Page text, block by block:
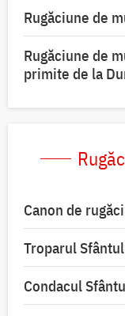
Rugăciune de
Rugăciune de
primite de la
Canon de
Troparul
Condacul